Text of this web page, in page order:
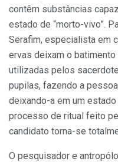
contêm substâncias
estado de “morto-vivo”.
Serafim, especialista em
ervas deixam o
utilizadas pelos
pupilas, fazendo a
deixando-a em um
processo de ritual feito
candidato torna-se
O pesquisador e